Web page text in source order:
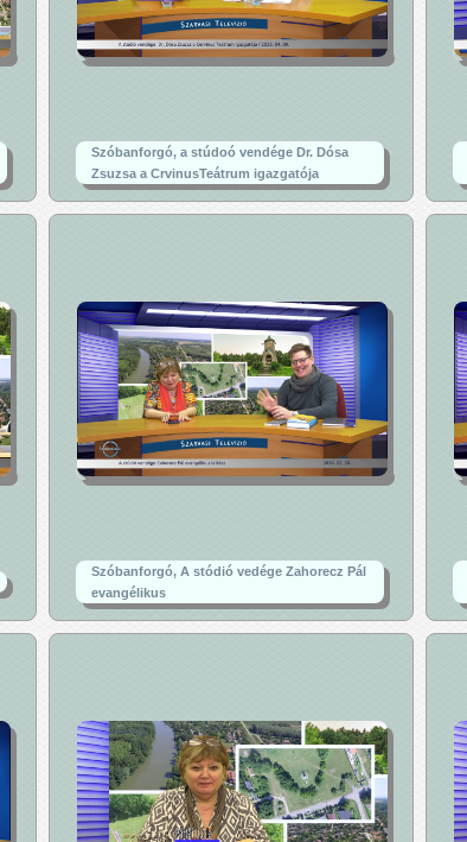
Szóbanforgó, a stúdoó vendége Dr. Dósa
Zsuzsa a CrvinusTeátrum igazgatója
Szóbanforgó, A stódió vedége Zahorecz Pál
evangélikus